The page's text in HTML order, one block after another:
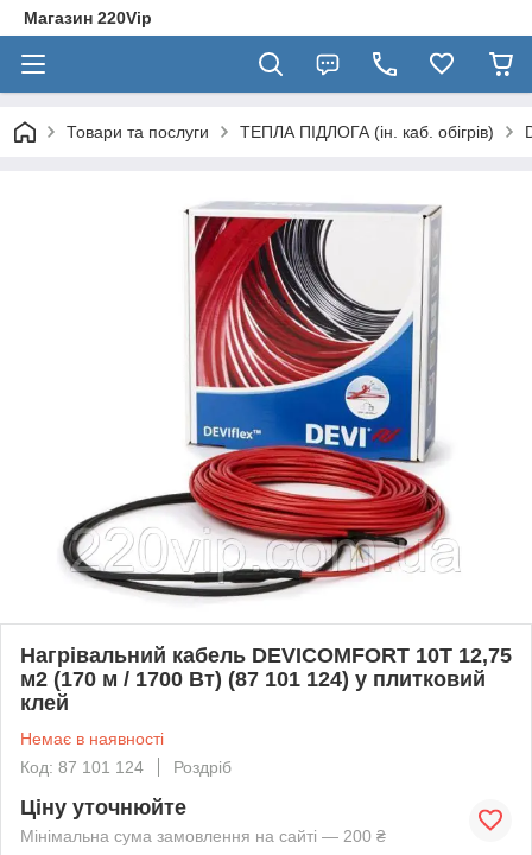
Магазин 220Vip
Товари та послуги ТЕПЛА ПІДЛОГА (ін. каб. обігрів)
Нагрівальний кабель DEVICOMFORT 10T 12,75
м2 (170 м / 1700 Вт) (87 101 124) у плитковий
клей
Немає в наявності
Код: 87 101 124
Роздріб
Ціну уточнюйте
Мінімальна сума замовлення на сайті — 200 ₴